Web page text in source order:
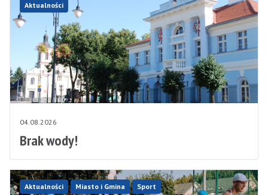
Aktualności
04.08.2026
Brak wody!
Aktualności Miasto i Gmina Sport